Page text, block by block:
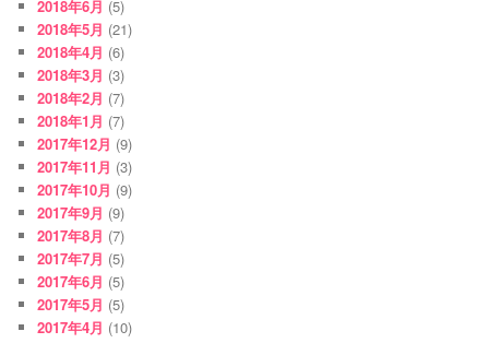
2018年6月 (5)
2018年5月 (21)
2018年4月 (6)
2018年3月 (3)
2018年2月 (7)
2018年1月 (7)
2017年12月 (9)
2017年11月 (3)
2017年10月 (9)
2017年9月 (9)
2017年8月 (7)
2017年7月 (5)
2017年6月 (5)
2017年5月 (5)
2017年4月 (10)